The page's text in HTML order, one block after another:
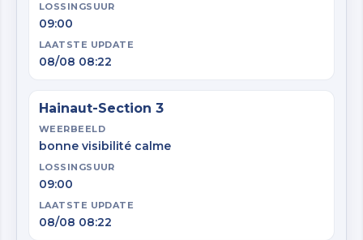
LOSSINGSUUR
09:00
LAATSTE UPDATE
08/08 08:22
Hainaut-Section 3
WEERBEELD
bonne visibilité calme
LOSSINGSUUR
09:00
LAATSTE UPDATE
08/08 08:22